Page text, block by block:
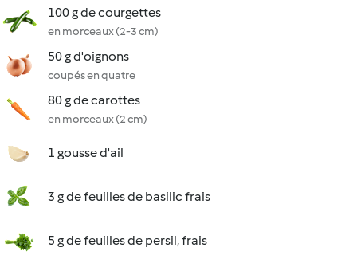
100 g de courgettes
en morceaux (2-3 cm)
50 g d'oignons
coupés en quatre
80 g de carottes
en morceaux (2 cm)
1 gousse d'ail
3 g de feuilles de basilic frais
5 g de feuilles de persil, frais